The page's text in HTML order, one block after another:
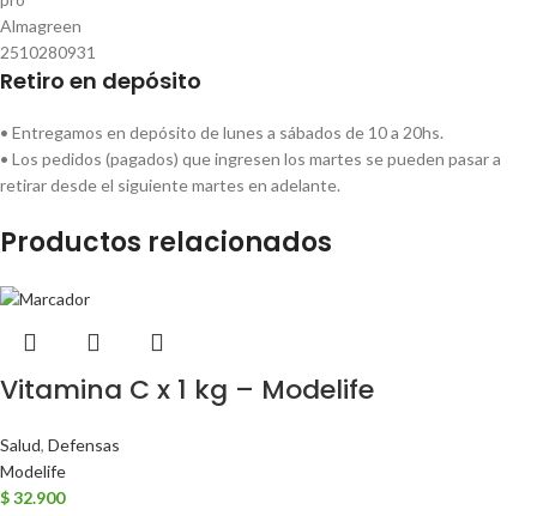
Retiro en depósito
• Entregamos en depósito de lunes a sábados de 10 a 20hs.
• Los pedidos (pagados) que ingresen los martes se pueden pasar a
retirar desde el siguiente martes en adelante.
Productos relacionados
Vitamina C x 1 kg – Modelife
Salud, Defensas
Modelife
$32.900